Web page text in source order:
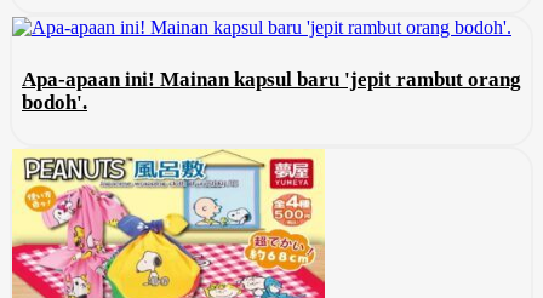
Apa-apaan ini! Mainan kapsul baru 'jepit rambut orang
bodoh'.